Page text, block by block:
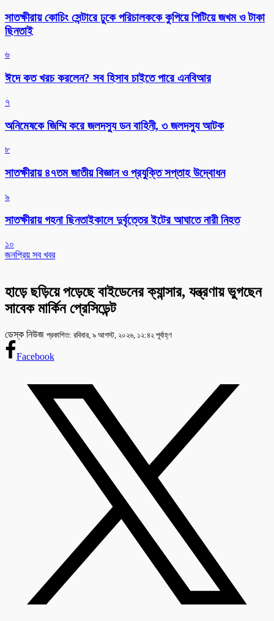
সাতক্ষীরায় কোচিং সেন্টারে ঢুকে পরিচালককে কুপিয়ে পিটিয়ে জখম ও টাকা
ছিনতাই
৬
ঈদে কত খরচ করলেন? সব হিসাব চাইতে পারে এনবিআর
৭
অনিমেষকে জিম্মি করে জলদস্যু ডন বাহিনী, ৩ জলদস্যু আটক
৮
সাতক্ষীরায় ৪৭তম জাতীয় বিজ্ঞান ও প্রযুক্তি সপ্তাহ উদ্বোধন
৯
সাতক্ষীরায় গহনা ছিনতাইকালে দুর্বৃত্তের ইটের আঘাতে নারী নিহত
১০
জনপ্রিয় সব খবর
হাড়ে ছড়িয়ে পড়েছে বাইডেনের ক্যান্সার, যন্ত্রণায় ভুগছেন
সাবেক মার্কিন প্রেসিডেন্ট
ডেস্ক নিউজ প্রকাশিত: রবিবার, ৯ আগস্ট, ২০২৬, ১২:৪২ পূর্বাহ্ণ
Facebook